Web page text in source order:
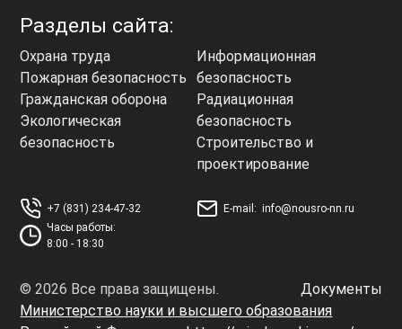
Разделы сайта:
Охрана труда
Пожарная безопасность
Гражданская оборона
Экологическая
безопасность
Информационная
безопасность
Радиационная
безопасность
Строительство и
проектирование
+7 (831) 234-47-32 E-mail: info@nousro-nn.ru
Часы работы:
8:00 - 18:30
© 2026 Все права защищены.
Документы
Министерство науки и высшего образования